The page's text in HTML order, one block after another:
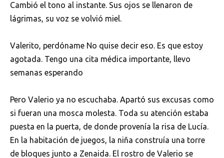
Cambió el tono al instante. Sus ojos se llenaron de
lágrimas, su voz se volvió miel.
Valerito, perdóname No quise decir eso. Es que estoy
agotada. Tengo una cita médica importante, llevo
semanas esperando
Pero Valerio ya no escuchaba. Apartó sus excusas como
si fueran una mosca molesta. Toda su atención estaba
puesta en la puerta, de donde provenía la risa de Lucía.
En la habitación de juegos, la niña construía una torre
de bloques junto a Zenaida. El rostro de Valerio se